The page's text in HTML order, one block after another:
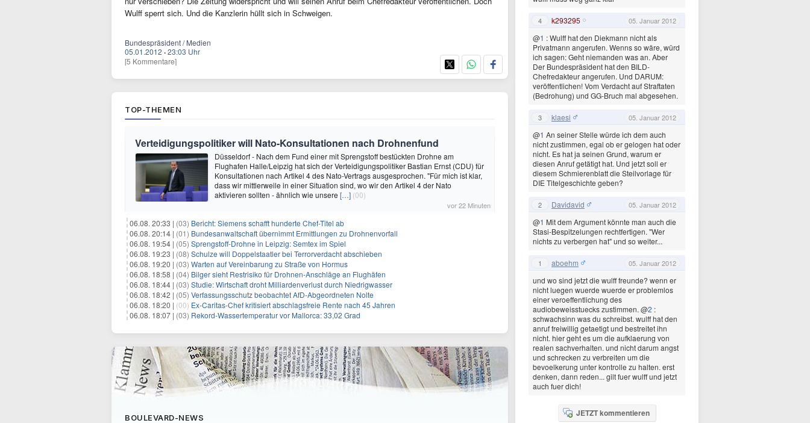
Wulff sperrt sich. Und die Kanzlerin hüllt sich in Schweigen.
Bundespräsident / Medien
05.01.2012 ·23:03 Uhr
[5 Kommentare]
TOP-THEMEN
Verteidigungspolitiker will Nato-Konsultationen nach Drohnenfund
Düsseldorf - Nach dem Fund einer mit Sprengstoff bestückten Drohne am
Flughafen Halle/Leipzig hat sich der Verteidigungspolitiker Bastian Ernst (CDU) für
Konsultationen nach Artikel 4 des Nato-Vertrags ausgesprochen. "Für mich ist klar,
dass wir mittlerweile in einer Situation sind, wo wir den Artikel 4 der Nato
aktivieren sollten - ähnlich wie unsere […] (00)
vor 22 Minuten
06.08. 20:33 | (03) Bericht: Siemens schafft hunderte Chef-Titel ab
06.08. 20:14 | (01) Bundesanwaltschaft übernimmt Ermittlungen zu Drohnenvorfall
06.08. 19:54 | (05) Sprengstoff-Drohne in Leipzig: Semtex im Spiel
06.08. 19:23 | (08) Schulze will Doppelstaatler bei Terrorverdacht abschieben
06.08. 19:20 | (03) Warten auf Vereinbarung zu Straße von Hormus
06.08. 18:58 | (04) Bilger sieht Restrisiko für Drohnen-Anschläge an Flughäfen
06.08. 18:44 | (03) Studie: Wirtschaft droht Milliardenverlust durch Niedrigwasser
06.08. 18:42 | (05) Verfassungsschutz beobachtet AfD-Abgeordneten Nolte
06.08. 18:20 | (00) Ex-Caritas-Chef kritisiert abschlagsfreie Rente nach 45 Jahren
06.08. 18:07 | (03) Rekord-Wassertemperatur vor Mallorca: 33,02 Grad
BOULEVARD-NEWS
4 k293295 05. Januar 2012
@1 : Wulff hat den Diekmann nicht als
Privatmann angerufen. Wenns so wäre, würd
ich sagen: Geht niemanden was an. Aber
Der Bundespräsident hat den BILD-
Chefredakteur angerufen. Und DARUM:
veröffentlichen! Vom Verdacht auf Straftaten
(Bedrohung) und GG-Bruch mal abgesehen.
3 klaesi 05. Januar 2012
@1 An seiner Stelle würde ich dem auch
nicht zustimmen, egal ob er gelogen hat oder
nicht. Es hat ja seinen Grund, warum er
diesen Anruf getätigt hat. Und jetzt soll er
diesem Schmierenblatt die Steilvorlage für
DIE Titelgeschichte geben?
2 Davidavid 05. Januar 2012
@1 Mit dem Argument könnte man auch die
Stasi-Bespitzelungen rechtfertigen. "Wer
nichts zu verbergen hat" und so weiter...
1 aboehm 05. Januar 2012
und wo sind jetzt die wulff freunde? wenn er
nicht luegen wuerde wuerde er problemlos
einer veroeffentlichung des
audiobeweisstuecks zustimmen. @2 :
schwachsinn was du schreibst. wulff hat den
anruf freiwillig getaetigt und bestreitet ihn
nicht. hier geht es um die aufklaerung von
realen sachverhalten. und nicht darum angst
und schrecken zu verbreiten um die
bevoelkerung unter kontrolle zu halten. erst
denken, dann reden... gilt fuer wulff und jetzt
auch fuer dich!
JETZT kommentieren